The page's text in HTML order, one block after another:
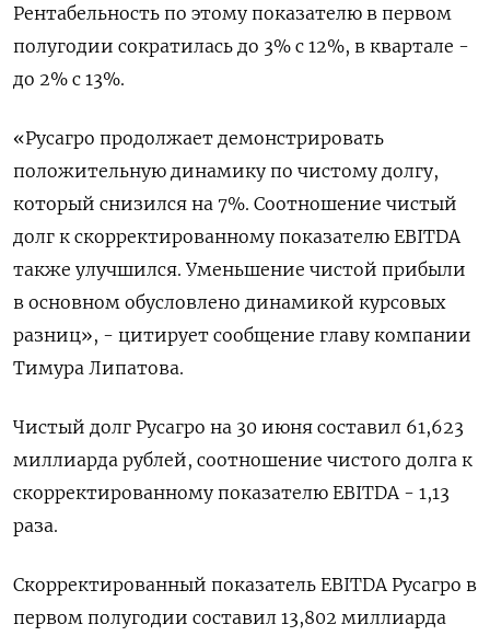
Рентабельность по этому показателю в первом
полугодии сократилась до 3% с 12%, в квартале -
до 2% с 13%.
«Русагро продолжает демонстрировать
положительную динамику по чистому долгу,
который снизился на 7%. Соотношение чистый
долг к скорректированному показателю EBITDA
также улучшился. Уменьшение чистой прибыли
в основном обусловлено динамикой курсовых
разниц», - цитирует сообщение главу компании
Тимура Липатова.
Чистый долг Русагро на 30 июня составил 61,623
миллиарда рублей, соотношение чистого долга к
скорректированному показателю EBITDA - 1,13
раза.
Скорректированный показатель EBITDA Русагро в
первом полугодии составил 13,802 миллиарда